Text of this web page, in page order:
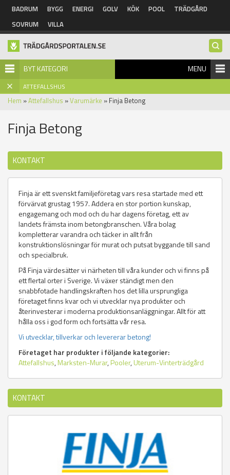
Hoppa till huvudinnehåll
BADRUM BYGG ENERGI GOLV KÖK POOL
TRÄDGÅRD
SOVRUM
VILLA
BYT KATEGORI MENU
ATTEFALLSHUS
Hem »Attefallshus »Varumärke » Finja Betong
Finja Betong
KONTAKT
Finja är ett svenskt familjeföretag vars resa startade med ett
förvärvat grustag 1957. Addera en stor portion kunskap,
engagemang och mod och du har dagens företag, ett av
landets främsta inom betongbranschen. Våra bolag
kompletterar varandra och täcker in allt från
konstruktionslösningar för murat och putsat byggande till sand
och specialbruk.
På Finja värdesätter vi närheten till våra kunder och vi finns på
ett flertal orter i Sverige. Vi växer ständigt men den
snabbfotade handlingskraften hos det lilla ursprungliga
företaget finns kvar och vi utvecklar nya produkter och
återinvesterar i moderna produktionsanläggningar. Allt för att
hålla oss i god form och fortsätta vår resa.
Vi utvecklar, tillverkar och levererar betong!
Företaget har produkter i följande kategorier:
Attefallshus,Marksten-Murar,Pooler,Uterum-Vinterträdgård
KONTAKT